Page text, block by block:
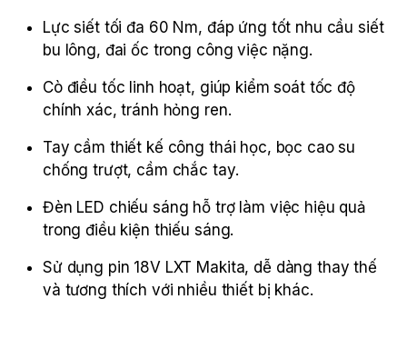
Lực siết tối đa 60 Nm, đáp ứng tốt nhu cầu siết
bu lông, đai ốc trong công việc nặng.
Cò điều tốc linh hoạt, giúp kiểm soát tốc độ
chính xác, tránh hỏng ren.
Tay cầm thiết kế công thái học, bọc cao su
chống trượt, cầm chắc tay.
Đèn LED chiếu sáng hỗ trợ làm việc hiệu quả
trong điều kiện thiếu sáng.
Sử dụng pin 18V LXT Makita, dễ dàng thay thế
và tương thích với nhiều thiết bị khác.